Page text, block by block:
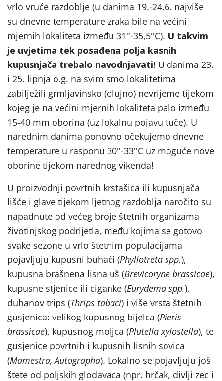
vrlo vruće razdoblje (u danima 19.-24.6. najviše
su dnevne temperature zraka bile na većini
mjernih lokaliteta između 31°-35,5°C). U takvim
je uvjetima tek posađena polja kasnih
kupusnjača trebalo navodnjavati! U danima 23.
i 25. lipnja o.g. na svim smo lokalitetima
zabilježili grmljavinsko (olujno) nevrijeme tijekom
kojeg je na većini mjernih lokaliteta palo između
15-40 mm oborina (uz lokalnu pojavu tuče). U
narednim danima ponovno očekujemo dnevne
temperature u rasponu 30°-33°C uz moguće nove
oborine tijekom narednog vikenda!
U proizvodnji povrtnih krstašica ili kupusnjača
lišće i glave tijekom ljetnog razdoblja naročito su
napadnute od većeg broje štetnih organizama
životinjskog podrijetla, među kojima se gotovo
svake sezone u vrlo štetnim populacijama
pojavljuju kupusni buhači (Phyllotreta spp.),
kupusna brašnena lisna uš (Brevicoryne brassicae),
kupusne stjenice ili ciganke (Eurydema spp.),
duhanov trips (Thrips tabaci) i više vrsta štetnih
gusjenica: velikog kupusnog bijelca (Pieris
brassicae), kupusnog moljca (Plutella xylostella), te
gusjenice povrtnih i kupusnih lisnih sovica
(Mamestra, Autographa). Lokalno se pojavljuju još
štete od poljskih glodavaca (npr. hrčak, divlji zec i